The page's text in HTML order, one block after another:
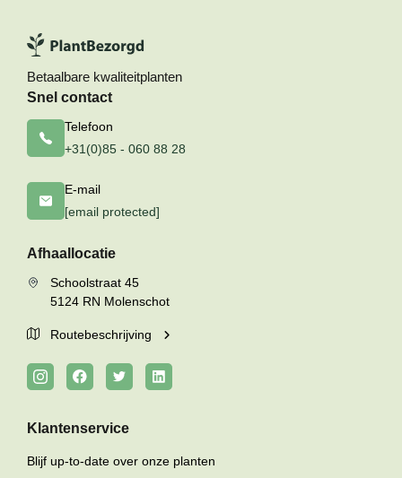
Betaalbare kwaliteitplanten
Snel contact
Telefoon
+31(0)85 - 060 88 28
E-mail
[email protected]
Afhaallocatie
Schoolstraat 45
5124 RN Molenschot
Routebeschrijving
Klantenservice
Blijf up-to-date over onze planten